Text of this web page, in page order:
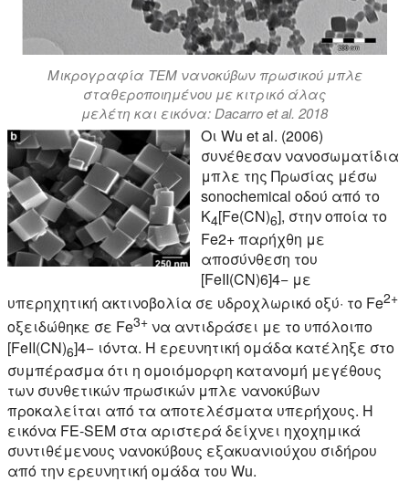
Μικρογραφία TEM νανοκύβων πρωσικού μπλε
σταθεροποιημένου με κιτρικό άλας
μελέτη και εικόνα: Dacarro et al. 2018
Οι Wu et al. (2006)
συνέθεσαν νανοσωματίδια
μπλε της Πρωσίας μέσω
sonochemical οδού από το
K4[Fe(CN)6], στην οποία το
Fe2+ παρήχθη με
αποσύνθεση του
[FeII(CN)6]4− με
υπερηχητική ακτινοβολία σε υδροχλωρικό οξύ· το Fe2+
οξειδώθηκε σε Fe3+ να αντιδράσει με το υπόλοιπο
[FeII(CN)6]4− ιόντα. Η ερευνητική ομάδα κατέληξε στο
συμπέρασμα ότι η ομοιόμορφη κατανομή μεγέθους
των συνθετικών πρωσικών μπλε νανοκύβων
προκαλείται από τα αποτελέσματα υπερήχους. Η
εικόνα FE-SEM στα αριστερά δείχνει ηχοχημικά
συντιθέμενους νανοκύβους εξακυανιούχου σιδήρου
από την ερευνητική ομάδα του Wu.